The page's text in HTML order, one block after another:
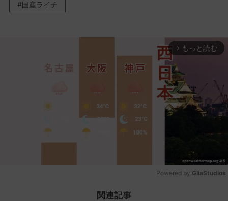
国産ライチ
arrow_forward_ios もっと読む
Powered by GliaStudios
関連記事